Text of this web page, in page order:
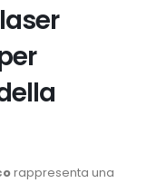
rappresenta una